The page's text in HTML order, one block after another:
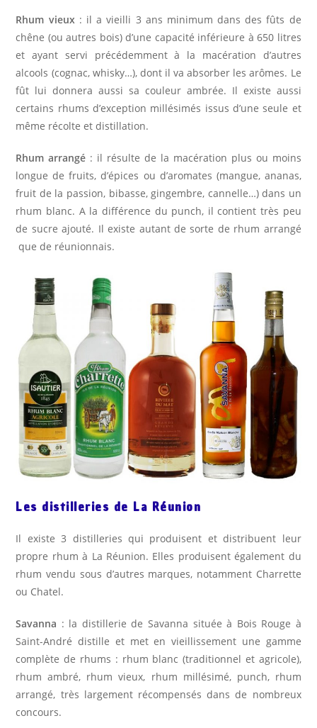
Rhum vieux : il a vieilli 3 ans minimum dans des fûts de
chêne (ou autres bois) d’une capacité inférieure à 650 litres
et ayant servi précédemment à la macération d’autres
alcools (cognac, whisky…), dont il va absorber les arômes. Le
fût lui donnera aussi sa couleur ambrée. Il existe aussi
certains rhums d’exception millésimés issus d’une seule et
même récolte et distillation.
Rhum arrangé : il résulte de la macération plus ou moins
longue de fruits, d’épices ou d’aromates (mangue, ananas,
fruit de la passion, bibasse, gingembre, cannelle…) dans un
rhum blanc. A la différence du punch, il contient très peu
de sucre ajouté. Il existe autant de sorte de rhum arrangé
que de réunionnais.
Les distilleries de La Réunion
Il existe 3 distilleries qui produisent et distribuent leur
propre rhum à La Réunion. Elles produisent également du
rhum vendu sous d’autres marques, notamment Charrette
ou Chatel.
Savanna : la distillerie de Savanna située à Bois Rouge à
Saint-André distille et met en vieillissement une gamme
complète de rhums : rhum blanc (traditionnel et agricole),
rhum ambré, rhum vieux, rhum millésimé, punch, rhum
arrangé, très largement récompensés dans de nombreux
concours.